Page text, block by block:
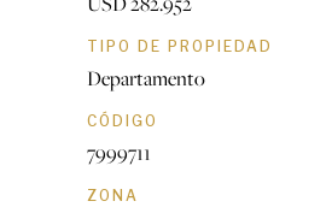
TIPO DE PROPIEDAD
Departamento
CÓDIGO
7999711
ZONA